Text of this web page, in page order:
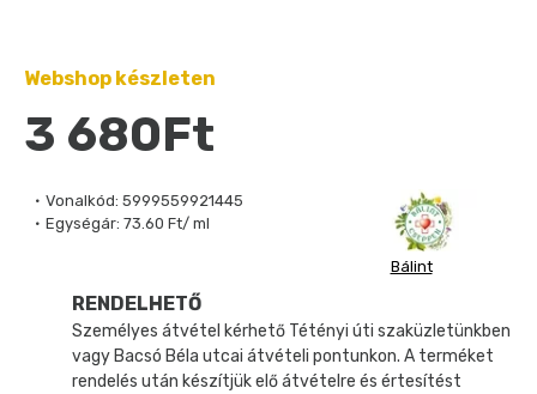
Vonalkód: 5999559921445
Egységár: 73.60 Ft/ ml
Bálint
Webshop készleten
3 680Ft
RENDELHETŐ
Személyes átvétel kérhető Tétényi úti szaküzletünkben
vagy Bacsó Béla utcai átvételi pontunkon. A terméket
rendelés után készítjük elő átvételre és értesítést